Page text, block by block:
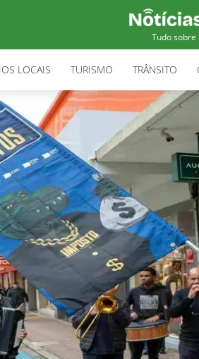
Tudo sobre
LOCAIS TURISMO TRÂNSITO